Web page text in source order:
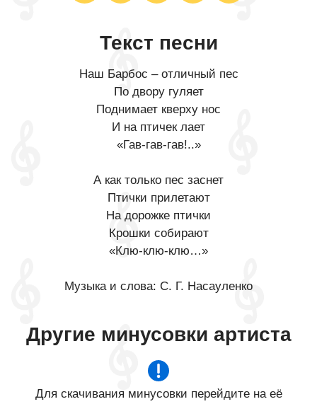
Текст песни
Наш Барбос – отличный пес
По двору гуляет
Поднимает кверху нос
И на птичек лает
«Гав-гав-гав!..»
А как только пес заснет
Птички прилетают
На дорожке птички
Крошки собирают
«Клю-клю-клю…»
Музыка и слова: С. Г. Насауленко
Другие минусовки артиста
Для скачивания минусовки перейдите на её